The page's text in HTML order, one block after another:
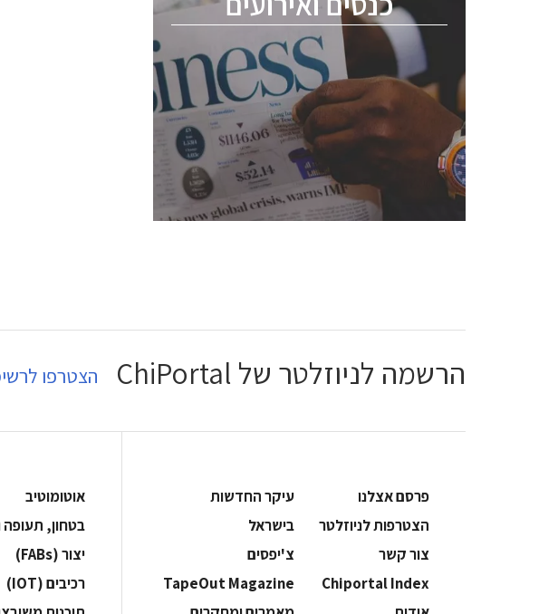
ChipEx2026 will be held on May 12-13,
2026. The conference is intended for
everyone involved in the semiconductor
industry, including engineers, professional
experts, and senior executives.
לחץ לפרטים
הרשמה לניוזלטר של ChiPortal הצטרפו
פרסם אצלנו
עיקר החדשות
הצטרפות לניוזלטר
בישראל
צור קשר
צ'יפסים
Chiportal Index
TapeOut Magazine
אוטומוטיב
בטחון, תעופה
‫יצור (‪(FABs‬‬
‫רכיבים‬ (IOT)